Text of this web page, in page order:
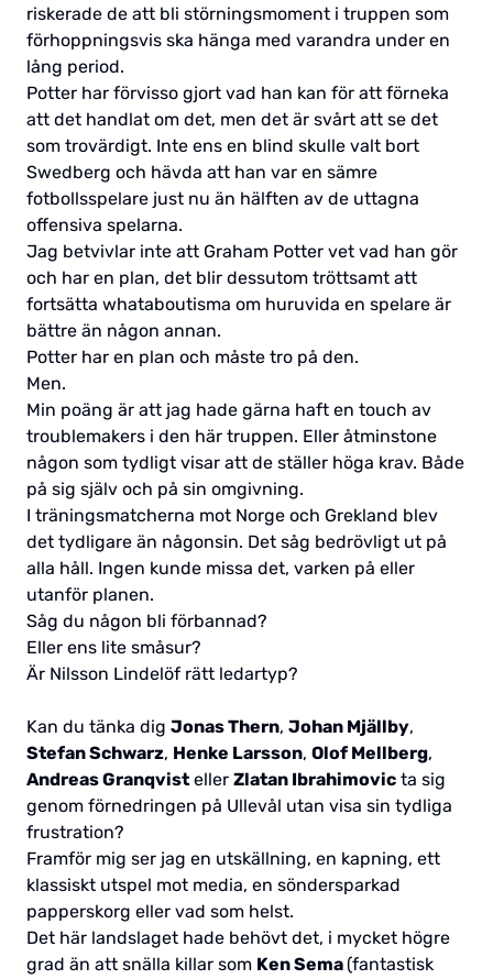
riskerade de att bli störningsmoment i truppen som
förhoppningsvis ska hänga med varandra under en
lång period.
Potter har förvisso gjort vad han kan för att förneka
att det handlat om det, men det är svårt att se det
som trovärdigt. Inte ens en blind skulle valt bort
Swedberg och hävda att han var en sämre
fotbollsspelare just nu än hälften av de uttagna
offensiva spelarna.
Jag betvivlar inte att Graham Potter vet vad han gör
och har en plan, det blir dessutom tröttsamt att
fortsätta whataboutisma om huruvida en spelare är
bättre än någon annan.
Potter har en plan och måste tro på den.
Men.
Min poäng är att jag hade gärna haft en touch av
troublemakers i den här truppen. Eller åtminstone
någon som tydligt visar att de ställer höga krav. Både
på sig själv och på sin omgivning.
I träningsmatcherna mot Norge och Grekland blev
det tydligare än någonsin. Det såg bedrövligt ut på
alla håll. Ingen kunde missa det, varken på eller
utanför planen.
Såg du någon bli förbannad?
Eller ens lite småsur?
Är Nilsson Lindelöf rätt ledartyp?
Kan du tänka dig Jonas Thern, Johan Mjällby,
Stefan Schwarz, Henke Larsson, Olof Mellberg,
Andreas Granqvist eller Zlatan Ibrahimovic ta sig
genom förnedringen på Ullevål utan visa sin tydliga
frustration?
Framför mig ser jag en utskällning, en kapning, ett
klassiskt utspel mot media, en söndersparkad
papperskorg eller vad som helst.
Det här landslaget hade behövt det, i mycket högre
grad än att snälla killar som Ken Sema (fantastisk